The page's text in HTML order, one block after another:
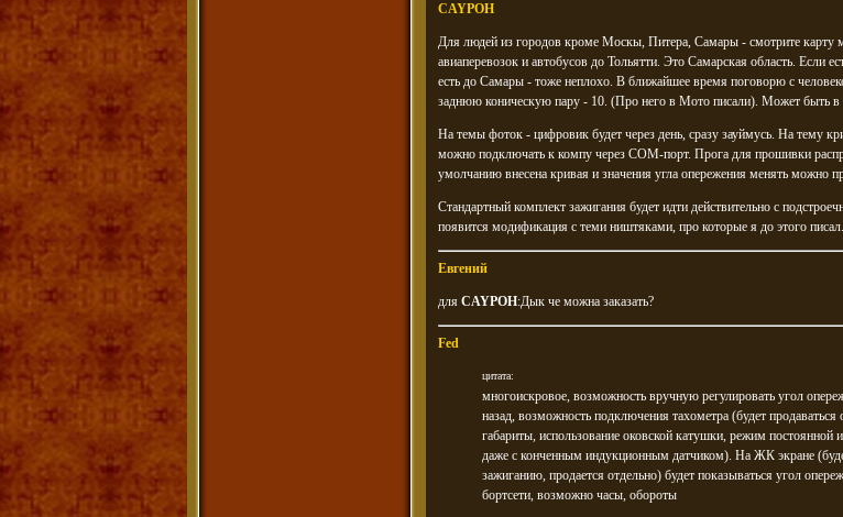
CAYPOH
Для людей из городов кроме Москы, Питера, Самары - смотрите карту
авиаперевозок и автобусов до Тольятти. Это Самарская область. Если
есть до Самары - тоже неплохо. В ближайшее время поговорю с
заднюю коническую пару - 10. (Про него в Мото писали). Может быть в
На темы фоток - цифровик будет через день, сразу зауймусь. На тему
можно подключать к компу через COM-порт. Прога для прошивки
умолчанию внесена кривая и значения угла опережения менять можно
Стандартный комплект зажигания будет идти действительно с
появится модификация с теми ништяками, про которые я до этого писал.
Евгений
для CAYPOH:Дык че можна заказать?
Fed
цитата:
многоискровое, возможность вручную регулировать угол
назад, возможность подключения тахометра (будет продаваться
габариты, использование оковской катушки, режим постоянной
даже с конченным индукционным датчиком). На ЖК экране
зажиганию, продается отдельно) будет показываться угол
бортсети, возможно часы, обороты